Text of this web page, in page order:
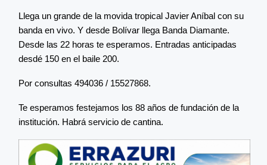
Llega un grande de la movida tropical Javier Aníbal con su
banda en vivo. Y desde Bolívar llega Banda Diamante.
Desde las 22 horas te esperamos. Entradas anticipadas
desdé 150 en el baile 200.
Por consultas 494036 / 15527868.
Te esperamos festejamos los 88 años de fundación de la
institución. Habrá servicio de cantina.